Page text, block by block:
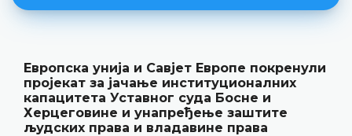
Европе покренули
Босне и
заштите
права
Уставни суд БиХ
резултате рада и
„Годишњак“
18.05.2026.